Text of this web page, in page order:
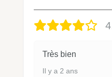
Très bien
Il y a 2 ans